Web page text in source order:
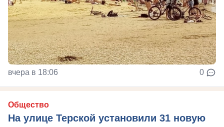
вчера в 18:06 0
Общество
На улице Терской установили 31 новую